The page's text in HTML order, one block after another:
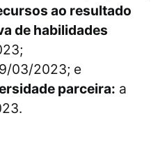
ao resultado
de habilidades
03/2023; e
parceira: a